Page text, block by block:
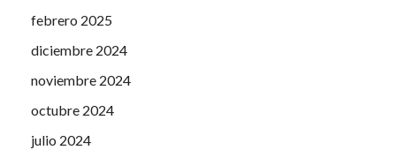
febrero 2025
diciembre 2024
noviembre 2024
octubre 2024
julio 2024